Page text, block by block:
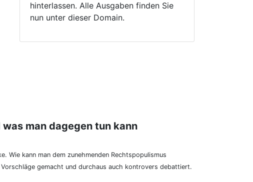
hinterlassen. Alle Ausgaben finden Sie
nun unter dieser Domain.
man dagegen tun kann
Wie kann man dem zunehmenden Rechtspopulismus
gemacht und durchaus auch kontrovers debattiert.